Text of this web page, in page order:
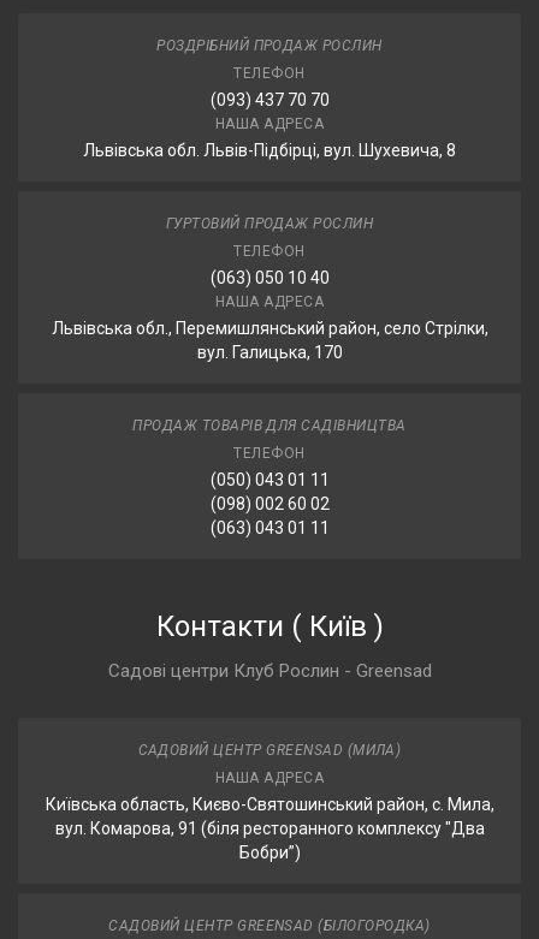
РОЗДРІБНИЙ ПРОДАЖ РОСЛИН
ТЕЛЕФОН
(093) 437 70 70
НАША АДРЕСА
Львівська обл. Львів-Підбірці, вул. Шухевича, 8
ГУРТОВИЙ ПРОДАЖ РОСЛИН
ТЕЛЕФОН
(063) 050 10 40
НАША АДРЕСА
Львівська обл., Перемишлянський район, село Стрілки,
вул. Галицька, 170
ПРОДАЖ ТОВАРІВ ДЛЯ САДІВНИЦТВА
ТЕЛЕФОН
(050) 043 01 11
(098) 002 60 02
(063) 043 01 11
Контакти ( Київ )
Садові центри Клуб Рослин - Greensad
САДОВИЙ ЦЕНТР GREENSAD (МИЛА)
НАША АДРЕСА
Київська область, Києво-Святошинський район, с. Мила,
вул. Комарова, 91 (біля ресторанного комплексу "Два
Бобри”)
САДОВИЙ ЦЕНТР GREENSAD (БІЛОГОРОДКА)